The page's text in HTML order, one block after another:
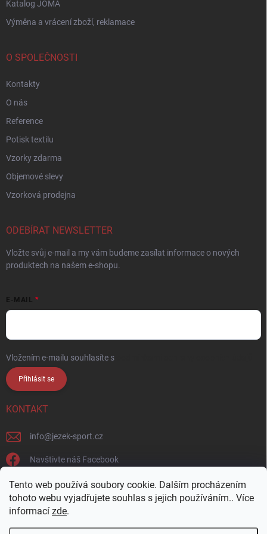
Tento web používá soubory cookie. Dalším procházením
tohoto webu vyjadřujete souhlas s jejich používáním.. Více
informací zde.
Katalog JOMA
Výměna a vrácení zboží, reklamace
O SPOLEČNOSTI
Kontakty
O nás
Reference
Potisk textilu
Vzorky zdarma
Objemové slevy
Vzorková prodejna
ODEBÍRAT NEWSLETTER
Vložte svůj e-mail a my vám budeme zasílat informace o nových
produktech na našem e-shopu.
E-MAIL
Vložením e-mailu souhlasíte s
Přihlásit se
KONTAKT
info@jezek-sport.cz
Navštivte náš Facebook
jezek_sport_np/